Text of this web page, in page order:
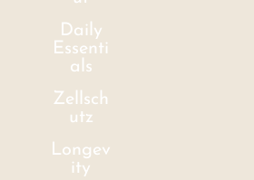
Daily
Essenti
als
Zellsch
utz
Longev
ity